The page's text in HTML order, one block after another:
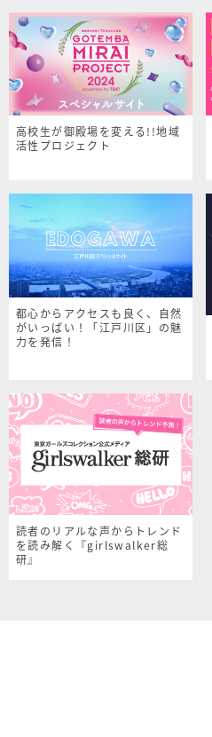
高校生が御殿場を変える!!地域
活性プロジェクト
都心からアクセスも良く、自然
がいっぱい！「江戸川区」の魅
力を発信！
読者のリアルな声からトレンド
を読み解く『girlswalker総
研』